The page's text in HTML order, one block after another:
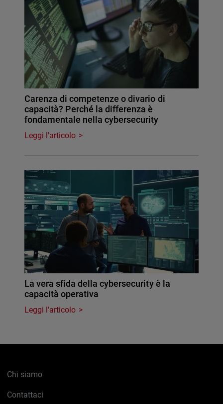
Carenza di competenze o divario di
capacità? Perché la differenza è
fondamentale nella cybersecurity
Leggi l'articolo
La vera sfida della cybersecurity è la
capacità operativa
Leggi l'articolo
Chi siamo
Contattaci